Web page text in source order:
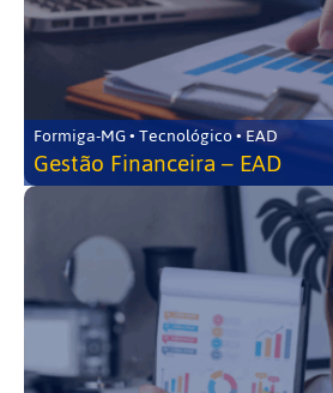
Formiga-MG • Tecnológico • EAD
Gestão Financeira – EAD